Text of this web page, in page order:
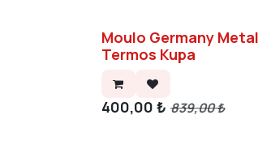
Moulo Germany Metal
Termos Kupa
400,00 ₺ 839,00₺